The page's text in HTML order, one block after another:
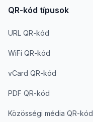
QR-kód típusok
URL QR-kód
WiFi QR-kód
vCard QR-kód
PDF QR-kód
Közösségi média QR-kód